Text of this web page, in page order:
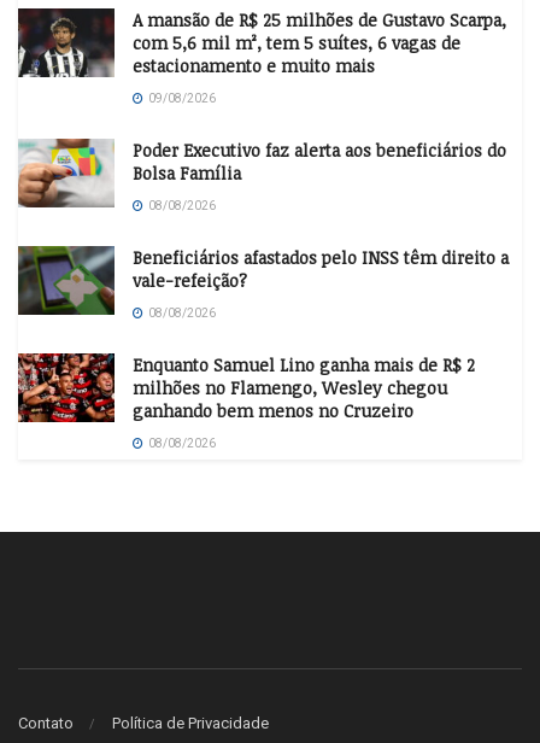
A mansão de R$ 25 milhões de Gustavo Scarpa,
com 5,6 mil m², tem 5 suítes, 6 vagas de
estacionamento e muito mais
09/08/2026
Poder Executivo faz alerta aos beneficiários do
Bolsa Família
08/08/2026
Beneficiários afastados pelo INSS têm direito a
vale-refeição?
08/08/2026
Enquanto Samuel Lino ganha mais de R$ 2
milhões no Flamengo, Wesley chegou
ganhando bem menos no Cruzeiro
08/08/2026
Contato Política de Privacidade